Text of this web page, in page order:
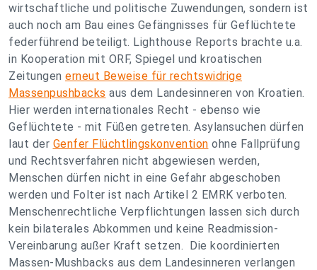
wirtschaftliche und politische Zuwendungen, sondern ist
auch noch am Bau eines Gefängnisses für Geflüchtete
federführend beteiligt. Lighthouse Reports brachte u.a.
in Kooperation mit ORF, Spiegel und kroatischen
Zeitungen erneut Beweise für rechtswidrige
Massenpushbacks aus dem Landesinneren von Kroatien.
Hier werden internationales Recht - ebenso wie
Geflüchtete - mit Füßen getreten. Asylansuchen dürfen
laut der Genfer Flüchtlingskonvention ohne Fallprüfung
und Rechtsverfahren nicht abgewiesen werden,
Menschen dürfen nicht in eine Gefahr abgeschoben
werden und Folter ist nach Artikel 2 EMRK verboten.
Menschenrechtliche Verpflichtungen lassen sich durch
kein bilaterales Abkommen und keine Readmission-
Vereinbarung außer Kraft setzen. Die koordinierten
Massen-Mushbacks aus dem Landesinneren verlangen